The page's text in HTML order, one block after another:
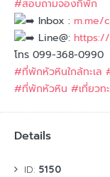
#สอบถามจองที่พัก
Inbox : m.me/
Line@:
โทร 099-368-0990
#ที่พักหัวหินใกล้ทะเล
#ที่พักหัวหิน #เที่ยวท
Details
ID: 5150